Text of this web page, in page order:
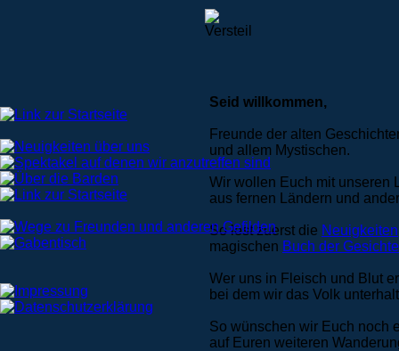
Seid willkommen,
Freunde der alten
und allem Mystischen.
Wir wollen Euch mit unseren
aus fernen Ländern und
So lest zuerst die Neuigkeiten
magischen Buch der
Wer uns in Fleisch und Blut
bei dem wir das Volk
So wünschen wir Euch noch
auf Euren weiteren